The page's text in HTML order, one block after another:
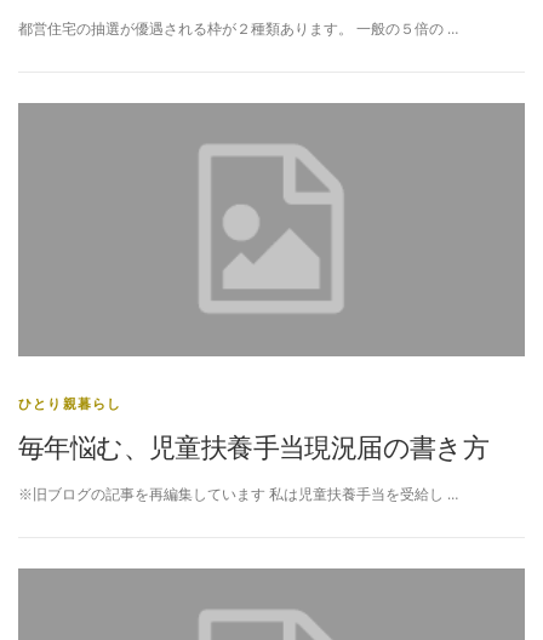
都営住宅の抽選が優遇される枠が２種類あります。 一般の５倍の …
ひとり親暮らし
毎年悩む、児童扶養手当現況届の書き方
※旧ブログの記事を再編集しています 私は児童扶養手当を受給し …